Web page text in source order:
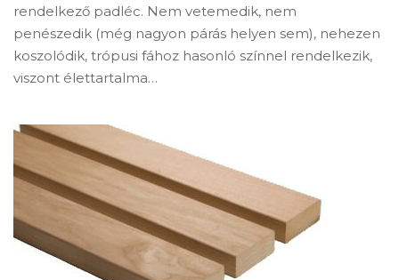
rendelkező padléc. Nem vetemedik, nem
penészedik (még nagyon párás helyen sem), nehezen
koszolódik, trópusi fához hasonló színnel rendelkezik,
viszont élettartalma…